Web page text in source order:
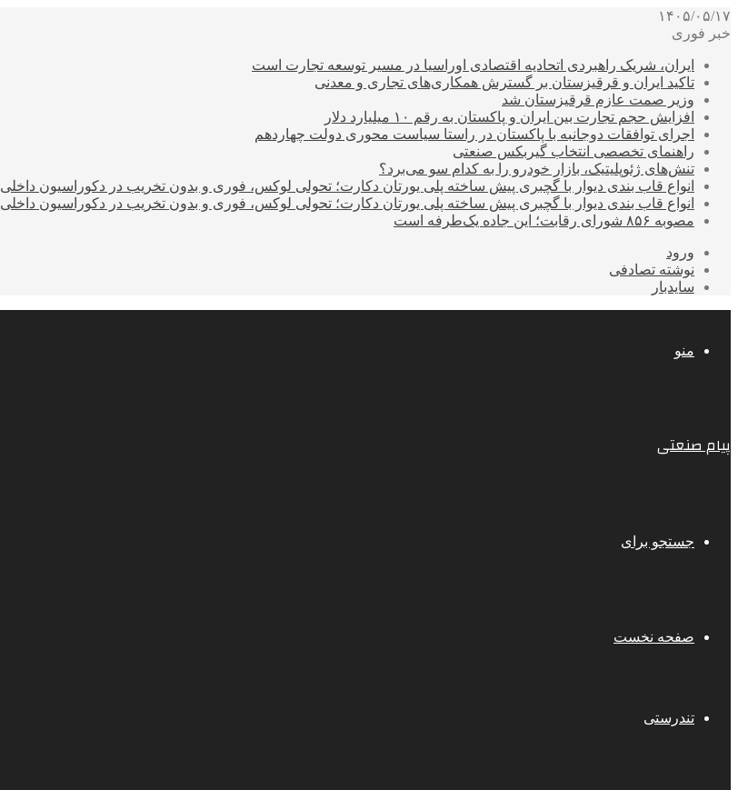
۱۴۰۵/۰۵/۱۷
خبر فوری
ایران، شریک راهبردی اتحادیه اقتصادی اوراسیا در مسیر توسعه تجارت است
تاکید ایران و قرقیزستان بر گسترش همکاری‌های تجاری و معدنی
وزیر صمت عازم قرقیزستان شد
افزایش حجم تجارت بین ایران و پاکستان به رقم ۱۰ میلیارد دلار
اجرای توافقات دوجانبه با پاکستان در راستا سیاست محوری دولت چهاردهم
راهنمای تخصصی انتخاب گیربکس صنعتی
تنش‌های ژئوپلیتیک، بازار خودرو را به کدام سو می‌برد؟
انواع قاب بندی دیوار با گچبری پیش ساخته پلی یورتان دکارت؛ تحولی لوکس، فوری و بدون تخریب در دکوراسیون داخلی
انواع قاب بندی دیوار با گچبری پیش ساخته پلی یورتان دکارت؛ تحولی لوکس، فوری و بدون تخریب در دکوراسیون داخلی
مصوبه ۸۵۶ شورای رقابت؛ این جاده یک‌طرفه است
ورود
نوشته تصادفی
سایدبار
منو
پیام صنعتی
جستجو برای
صفحه نخست
تندرستی